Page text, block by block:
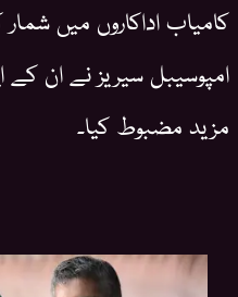
کامیاب اداکاروں میں
امپوسیبل سیریز نے ان کے
مزید مضبوط کیا۔